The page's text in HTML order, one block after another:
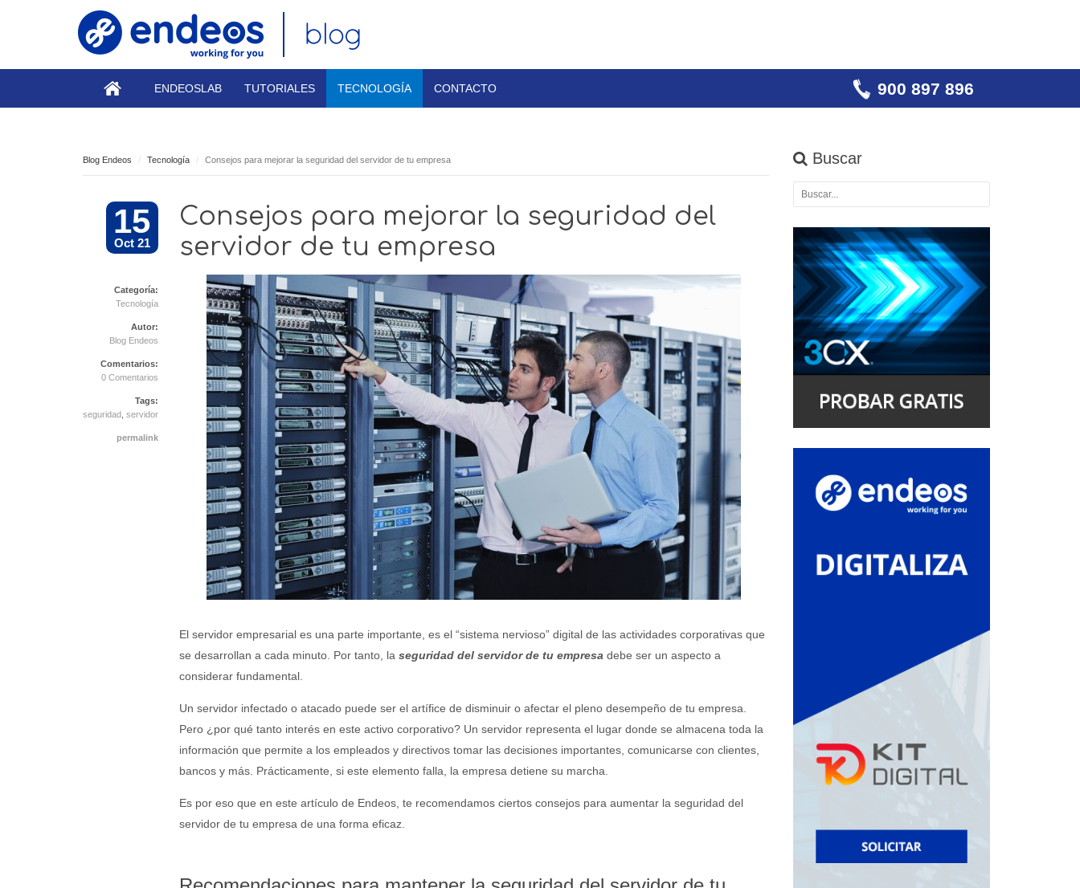
ENDEOSLAB TUTORIALES TECNOLOGÍA CONTACTO 900 897 896
Blog Endeos Tecnología Consejos para mejorar la seguridad del servidor de tu empresa
15
Oct 21
Categoría:
Tecnología
Autor:
Blog Endeos
Comentarios:
0 Comentarios
Tags:
seguridad, servidor
permalink
Consejos para mejorar la seguridad del
servidor de tu empresa
El servidor empresarial es una parte importante, es el “sistema nervioso” digital de las actividades corporativas que
se desarrollan a cada minuto. Por tanto, la seguridad del servidor de tu empresa debe ser un aspecto a
considerar fundamental.
Un servidor infectado o atacado puede ser el artífice de disminuir o afectar el pleno desempeño de tu empresa.
Pero ¿por qué tanto interés en este activo corporativo? Un servidor representa el lugar donde se almacena toda la
información que permite a los empleados y directivos tomar las decisiones importantes, comunicarse con clientes,
bancos y más. Prácticamente, si este elemento falla, la empresa detiene su marcha.
Es por eso que en este artículo de Endeos, te recomendamos ciertos consejos para aumentar la seguridad del
servidor de tu empresa de una forma eficaz.
Buscar